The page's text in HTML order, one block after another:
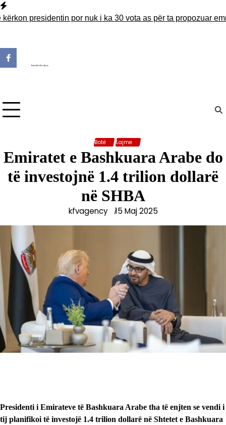
Skip
to presidentin por nuk i ka 30 vota as për ta propozuar emrin
Botë Lajme
Emiratet e Bashkuara Arabe do
të investojnë 1.4 trilion dollarë
në SHBA
kfvagency 15 Maj 2025
Presidenti i Emirateve të Bashkuara Arabe tha të enjten se vendi i
tij planifikoi të investojë 1.4 trilion dollarë në Shtetet e Bashkuara